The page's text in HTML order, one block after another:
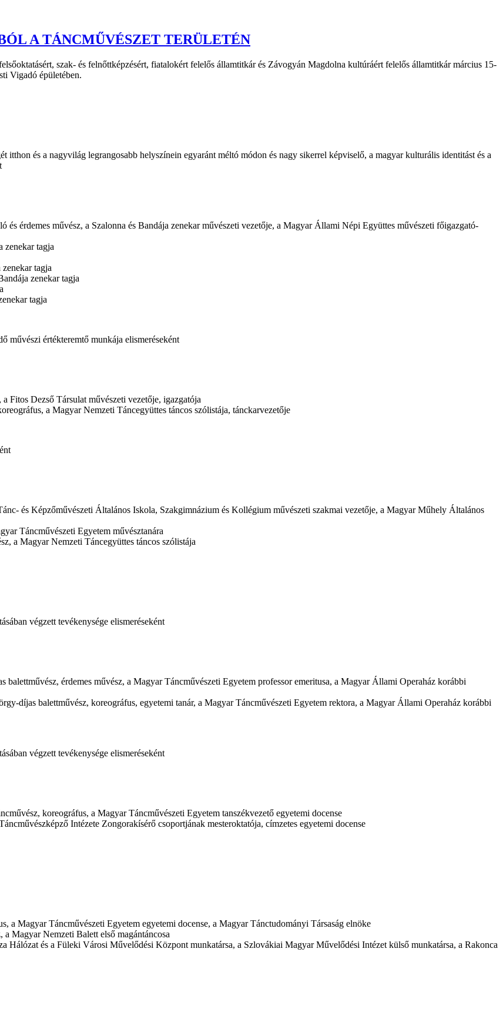
A TÁNCMŰVÉSZET TERÜLETÉN
szak- és felnőttképzésért, fiatalokért felelős államtitkár és Závogyán Magdolna kultúráért felelős államtitkár március 15-
Vigadó épületében.
itthon és a nagyvilág legrangosabb helyszínein egyaránt méltó módon és nagy sikerrel képviselő, a magyar kulturális identitást és a
és érdemes művész, a Szalonna és Bandája zenekar művészeti vezetője, a Magyar Állami Népi Együttes művészeti főigazgató-
zenekar tagja
tagja
zenekar tagja
tagja
művészi értékteremtő munkája elismeréseként
Fitos Dezső Társulat művészeti vezetője, igazgatója
a Magyar Nemzeti Táncegyüttes táncos szólistája, tánckarvezetője
és Képzőművészeti Általános Iskola, Szakgimnázium és Kollégium művészeti szakmai vezetője, a Magyar Műhely Általános
Táncművészeti Egyetem művésztanára
a Magyar Nemzeti Táncegyüttes táncos szólistája
végzett tevékenysége elismeréseként
balettművész, érdemes művész, a Magyar Táncművészeti Egyetem professor emeritusa, a Magyar Állami Operaház korábbi
díjas balettművész, koreográfus, egyetemi tanár, a Magyar Táncművészeti Egyetem rektora, a Magyar Állami Operaház korábbi
végzett tevékenysége elismeréseként
koreográfus, a Magyar Táncművészeti Egyetem tanszékvezető egyetemi docense
Intézete Zongorakísérő csoportjának mesteroktatója, címzetes egyetemi docense
a Magyar Táncművészeti Egyetem egyetemi docense, a Magyar Tánctudományi Társaság elnöke
Magyar Nemzeti Balett első magántáncosa
Hálózat és a Füleki Városi Művelődési Központ munkatársa, a Szlovákiai Magyar Művelődési Intézet külső munkatársa, a Rakonca